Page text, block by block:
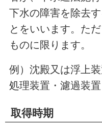
下水の障害を除去
とをいいます。た
ものに限ります。
例）沈殿又は浮上
処理装置・濾過装
取得時期